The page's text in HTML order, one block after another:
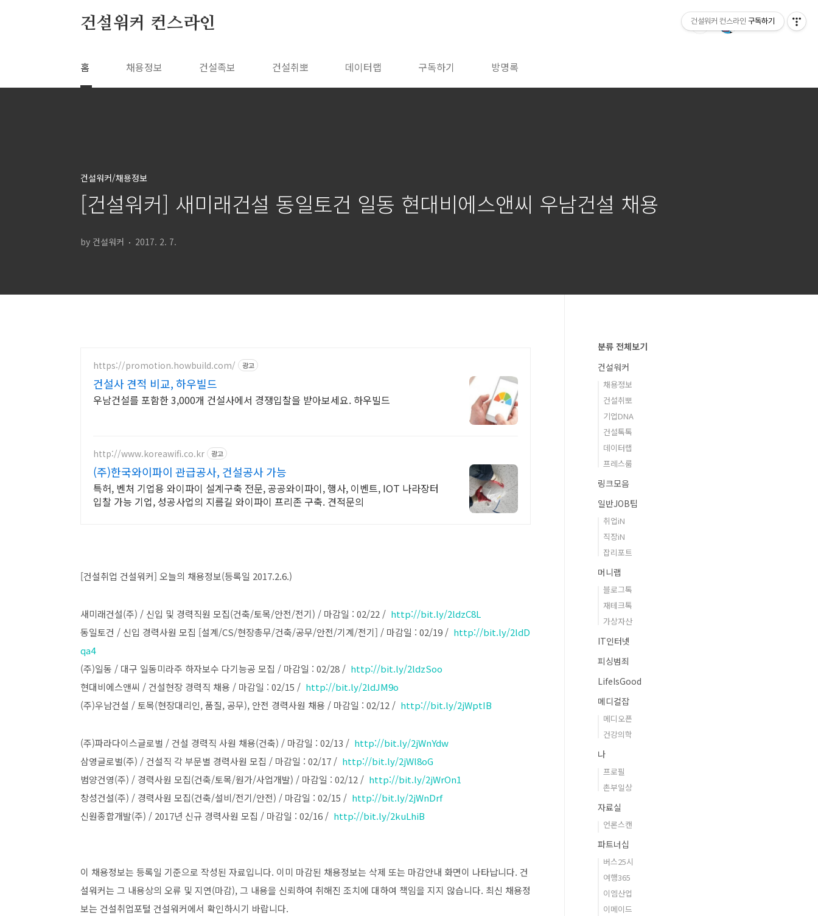
건설워커 컨스라인
홈 채용정보 건설족보 건설취뽀 데이터랩 구독하기 방명록
건설워커/채용정보
[건설워커] 새미래건설 동일토건 일동 현대비에스앤씨 우남건설 채용
by 건설워커 2017. 2. 7.
https://promotion.howbuild.com/ 광고
건설사 견적 비교, 하우빌드
우남건설를 포함한 3,000개 건설사에서 경쟁입찰을 받아보세요. 하우빌드
http://www.koreawifi.co.kr 광고
(주)한국와이파이 관급공사, 건설공사 가능
특허, 벤처 기업용 와이파이 설계구축 전문, 공공와이파이, 행사, 이벤트, IOT 나라장터
입찰 가능 기업, 성공사업의 지름길 와이파이 프리존 구축. 견적문의
[건설취업 건설워커] 오늘의 채용정보(등록일 2017.2.6.)
새미래건설(주) / 신입 및 경력직원 모집(건축/토목/안전/전기) / 마감일 : 02/22 / http://bit.ly/2ldzC8L
동일토건 / 신입 경력사원 모집 [설계/CS/현장총무/건축/공무/안전/기계/전기] / 마감일 : 02/19 / http://bit.ly/2ldD
qa4
(주)일동 / 대구 일동미라주 하자보수 다기능공 모집 / 마감일 : 02/28 / http://bit.ly/2ldzSoo
현대비에스앤씨 / 건설현장 경력직 채용 / 마감일 : 02/15 / http://bit.ly/2ldJM9o
(주)우남건설 / 토목(현장대리인, 품질, 공무), 안전 경력사원 채용 / 마감일 : 02/12 / http://bit.ly/2jWptIB
(주)파라다이스글로벌 / 건설 경력직 사원 채용(건축) / 마감일 : 02/13 / http://bit.ly/2jWnYdw
삼영글로벌(주) / 건설직 각 부문별 경력사원 모집 / 마감일 : 02/17 / http://bit.ly/2jWl8oG
범양건영(주) / 경력사원 모집(건축/토목/원가/사업개발) / 마감일 : 02/12 / http://bit.ly/2jWrOn1
창성건설(주) / 경력사원 모집(건축/설비/전기/안전) / 마감일 : 02/15 / http://bit.ly/2jWnDrf
신원종합개발(주) / 2017년 신규 경력사원 모집 / 마감일 : 02/16 / http://bit.ly/2kuLhiB
이 채용정보는 등록일 기준으로 작성된 자료입니다. 이미 마감된 채용정보는 삭제 또는 마감안내 화면이 나타납니다. 건
설워커는 그 내용상의 오류 및 지연(마감), 그 내용을 신뢰하여 취해진 조치에 대하여 책임을 지지 않습니다. 최신 채용정
보는 건설취업포털 건설워커에서 확인하시기 바랍니다.
분류 전체보기
건설워커
채용정보
건설취뽀
기업DNA
건설톡톡
데이터랩
프레스룸
링크모음
일반JOB팁
취업iN
직장iN
잡리포트
머니랩
블로그톡
재테크톡
가상자산
IT인터넷
피싱범죄
LifeIsGood
메디컬잡
메디오픈
건강의학
나
프로필
촌부일상
자료실
언론스캔
파트너십
버스25시
여행365
이엠산업
이메이드
건설워커 컨스라인 구독하기